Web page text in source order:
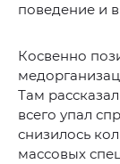
поведение и
Косвенно
Там
всего упал
снизилось
массовых